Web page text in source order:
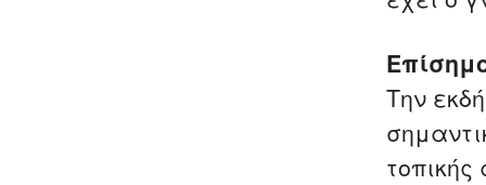
Την
τοπικής